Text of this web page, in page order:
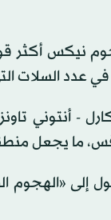
في عدد السلات
- أنتوني
ما يجعل
إلى